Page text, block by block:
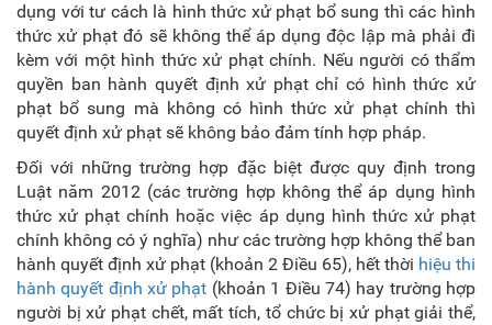
dụng với tư cách là hình thức xử phạt bổ sung thì các hình
thức xử phạt đó sẽ không thể áp dụng độc lập mà phải đi
kèm với một hình thức xử phạt chính. Nếu người có thẩm
quyền ban hành quyết định xử phạt chỉ có hình thức xử
phạt bổ sung mà không có hình thức xử phạt chính thì
quyết định xử phạt sẽ không bảo đảm tính hợp pháp.
Đối với những trường hợp đặc biệt được quy định trong
Luật năm 2012 (các trường hợp không thể áp dụng hình
thức xử phạt chính hoặc việc áp dụng hình thức xử phạt
chính không có ý nghĩa) như các trường hợp không thể ban
hành quyết định xử phạt (khoản 2 Điều 65), hết thời hiệu thi
hành quyết định xử phạt (khoản 1 Điều 74) hay trường hợp
người bị xử phạt chết, mất tích, tổ chức bị xử phạt giải thể,